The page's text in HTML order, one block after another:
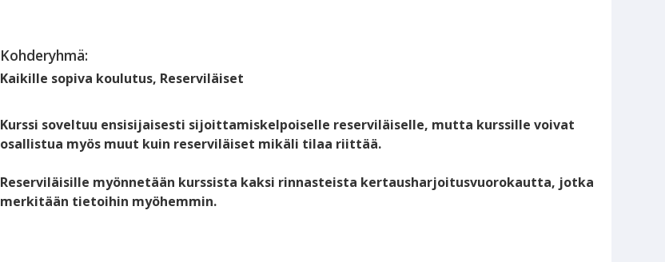
Kohderyhmä:
Kaikille sopiva koulutus, Reserviläiset
Kurssi soveltuu ensisijaisesti sijoittamiskelpoiselle reserviläiselle, mutta kurssille voivat
osallistua myös muut kuin reserviläiset mikäli tilaa riittää.
Reserviläisille myönnetään kurssista kaksi rinnasteista kertausharjoitusvuorokautta, jotka
merkitään tietoihin myöhemmin.